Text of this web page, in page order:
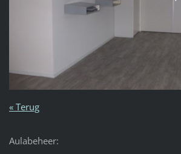
« Terug
Aulabeheer: